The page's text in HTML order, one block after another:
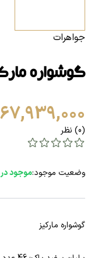
جواهرات
گوشواره
(0) نظر
وضعیت موجود:موجود در
گوشواره مارکیز